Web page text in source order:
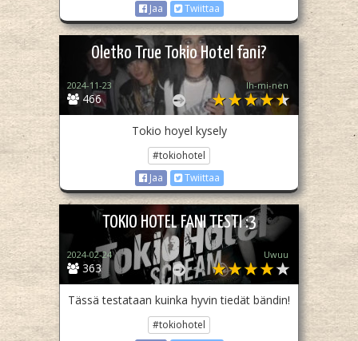
Jaa
Twiittaa
Oletko True Tokio Hotel fani?
466
2024-11-23 Ih-mi-nen
Tokio hoyel kysely
#tokiohotel
Jaa
Twiittaa
TOKIO HOTEL FANI TESTI :3
363
2024-02-24 Uwuu
Tässä testataan kuinka hyvin tiedät bändin!
#tokiohotel